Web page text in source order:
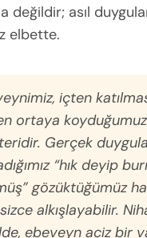
değildir; asıl
elbette.
içten
ortaya
Gerçek
“hık deyip
gözüktüğümüz
alkışlayabilir.
ebeveyn aciz bir